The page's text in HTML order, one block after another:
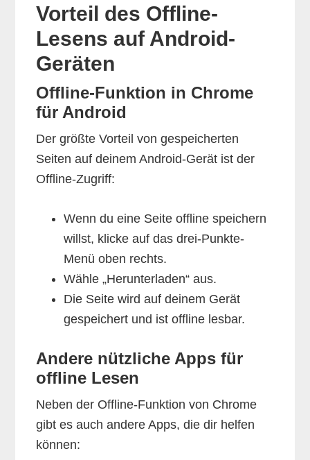
Vorteil des Offline-
Lesens auf Android-
Geräten
Offline-Funktion in Chrome
für Android
Der größte Vorteil von gespeicherten
Seiten auf deinem Android-Gerät ist der
Offline-Zugriff:
Wenn du eine Seite offline speichern
willst, klicke auf das drei-Punkte-
Menü oben rechts.
Wähle „Herunterladen“ aus.
Die Seite wird auf deinem Gerät
gespeichert und ist offline lesbar.
Andere nützliche Apps für
offline Lesen
Neben der Offline-Funktion von Chrome
gibt es auch andere Apps, die dir helfen
können: